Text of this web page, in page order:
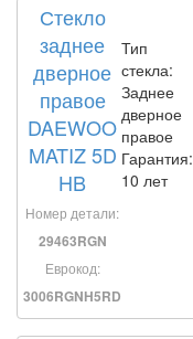
Стекло
заднее
дверное
правое
DAEWOO
MATIZ 5D
HB
Номер детали:
29463RGN
Еврокод:
3006RGNH5RD
Тип
стекла:
Заднее
дверное
правое
Гарантия:
10 лет